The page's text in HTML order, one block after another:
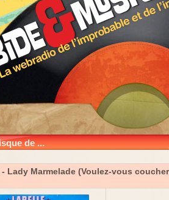
de ...
- Lady Marmelade (Voulez-vous